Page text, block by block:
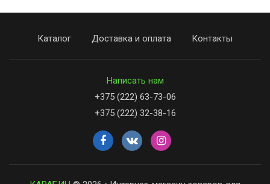
Каталог Доставка и оплата Контакты
Написать нам
+375 (222) 63-73-06
+375 (222) 32-38-16